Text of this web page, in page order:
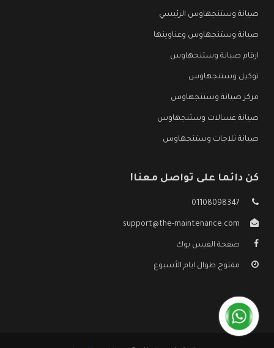
صيانة وستنجهاوس الرئيسي
صيانة وستنجهاوس وعناوينها
ارقام صيانة وستنجهاوس
توكيل وستنجهاوس
مركز صيانة وستنجهاوس
صيانة غسالات وستنجهاوس
صيانة ثلاجات وستنجهاوس
كن دائما على تواصل معنا!
01108098347
support@the-maintenance.com
صفحة الفيس بوك
مفتوح طوال ايام الأسبوع